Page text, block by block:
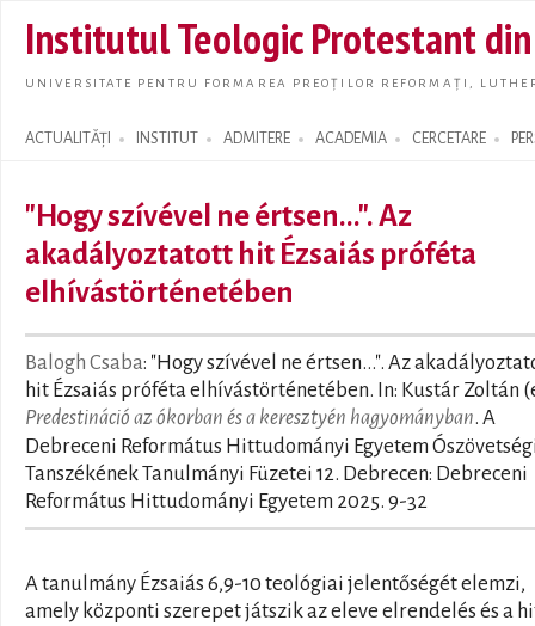
main
Institutul Teologic Protestant
UNIVERSITATE PENTRU FORMAREA PREOȚILOR REFORMAȚI,
ACTUALITĂȚI INSTITUT ADMITERE ACADEMIA CERCETARE
Search form
"Hogy szívével ne értsen...". Az
akadályoztatott hit Ézsaiás próféta
elhívástörténetében
Balogh Csaba: "Hogy szívével ne értsen...". Az
hit Ézsaiás próféta elhívástörténetében. In: Kustár Zoltán
Predestináció az ókorban és a keresztyén hagyományban. A
Debreceni Református Hittudományi Egyetem
Tanszékének Tanulmányi Füzetei 12. Debrecen: Debreceni
Református Hittudományi Egyetem 2025. 9-32
A tanulmány Ézsaiás 6,9-10 teológiai jelentőségét elemzi,
amely központi szerepet játszik az eleve elrendelés és a